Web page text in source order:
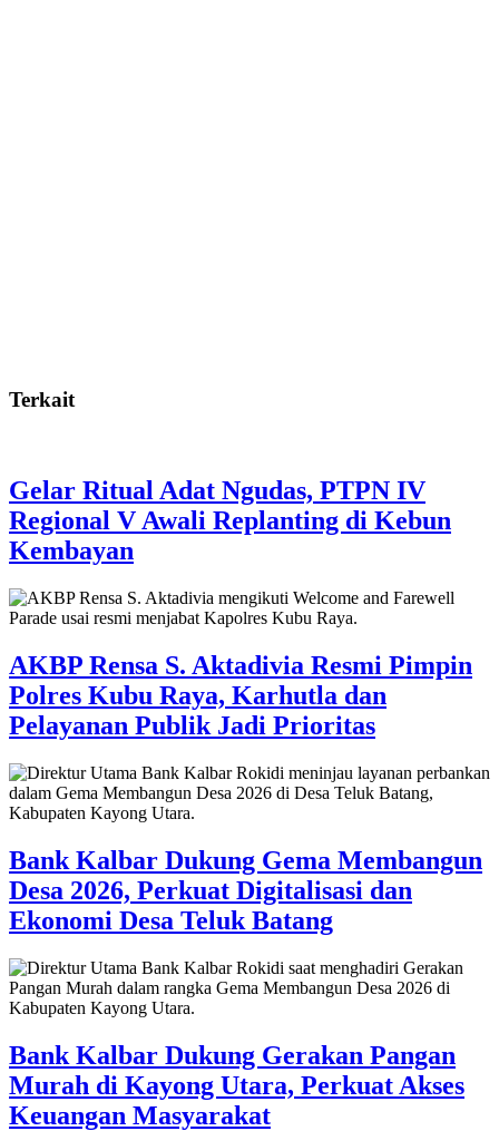
Terkait
Gelar Ritual Adat Ngudas, PTPN IV
Regional V Awali Replanting di Kebun
Kembayan
AKBP Rensa S. Aktadivia Resmi Pimpin
Polres Kubu Raya, Karhutla dan
Pelayanan Publik Jadi Prioritas
Bank Kalbar Dukung Gema Membangun
Desa 2026, Perkuat Digitalisasi dan
Ekonomi Desa Teluk Batang
Bank Kalbar Dukung Gerakan Pangan
Murah di Kayong Utara, Perkuat Akses
Keuangan Masyarakat